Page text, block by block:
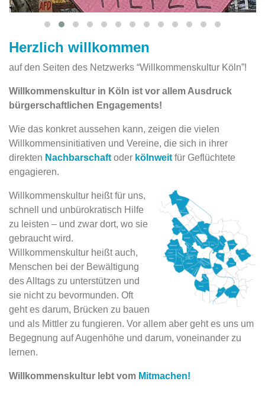
Herzlich willkommen
auf den Seiten des Netzwerks “Willkommenskultur Köln”!
Willkommenskultur in Köln ist vor allem Ausdruck
bürgerschaftlichen Engagements!
Wie das konkret aussehen kann, zeigen die vielen
Willkommens­initiativen und Vereine, die sich in ihrer
direkten Nachbarschaft oder kölnweit für Geflüchtete
engagieren.
Willkommenskultur heißt für uns,
schnell und unbürokratisch Hilfe
zu leisten – und zwar dort, wo sie
gebraucht wird.
Willkommenskultur heißt auch,
Menschen bei der Bewältigung
des Alltags zu unterstützen und
sie nicht zu bevormunden. Oft
geht es darum, Brücken zu bauen
und als Mittler zu fungieren. Vor allem aber geht es uns um
Begegnung auf Augenhöhe und darum, voneinander zu
lernen.
Willkommenskultur lebt vom Mitmachen!